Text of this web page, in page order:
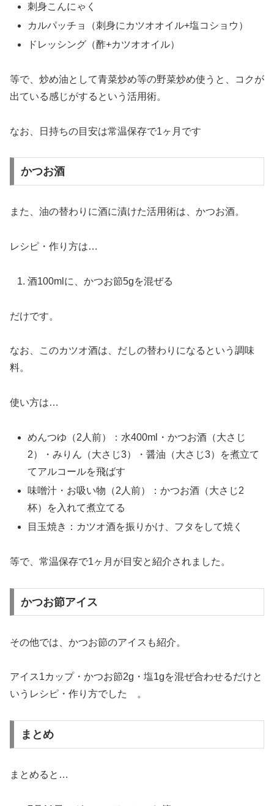
刺身こんにゃく
カルパッチョ（刺身にカツオオイル+塩コショウ）
ドレッシング（酢+カツオオイル）
等で、炒め油として青菜炒め等の野菜炒め使うと、コクが
出ている感じがするという活用術。
なお、日持ちの目安は常温保存で1ヶ月です
かつお酒
また、油の替わりに酒に漬けた活用術は、かつお酒。
レシピ・作り方は…
酒100mlに、かつお節5gを混ぜる
だけです。
なお、このカツオ酒は、だしの替わりになるという調味
料。
使い方は…
めんつゆ（2人前）：水400ml・かつお酒（大さじ
2）・みりん（大さじ3）・醤油（大さじ3）を煮立て
てアルコールを飛ばす
味噌汁・お吸い物（2人前）：かつお酒（大さじ2
杯）を入れて煮立てる
目玉焼き：カツオ酒を振りかけ、フタをして焼く
等で、常温保存で1ヶ月が目安と紹介されました。
かつお節アイス
その他では、かつお節のアイスも紹介。
アイス1カップ・かつお節2g・塩1gを混ぜ合わせるだけと
いうレシピ・作り方でした 。
まとめ
まとめると…